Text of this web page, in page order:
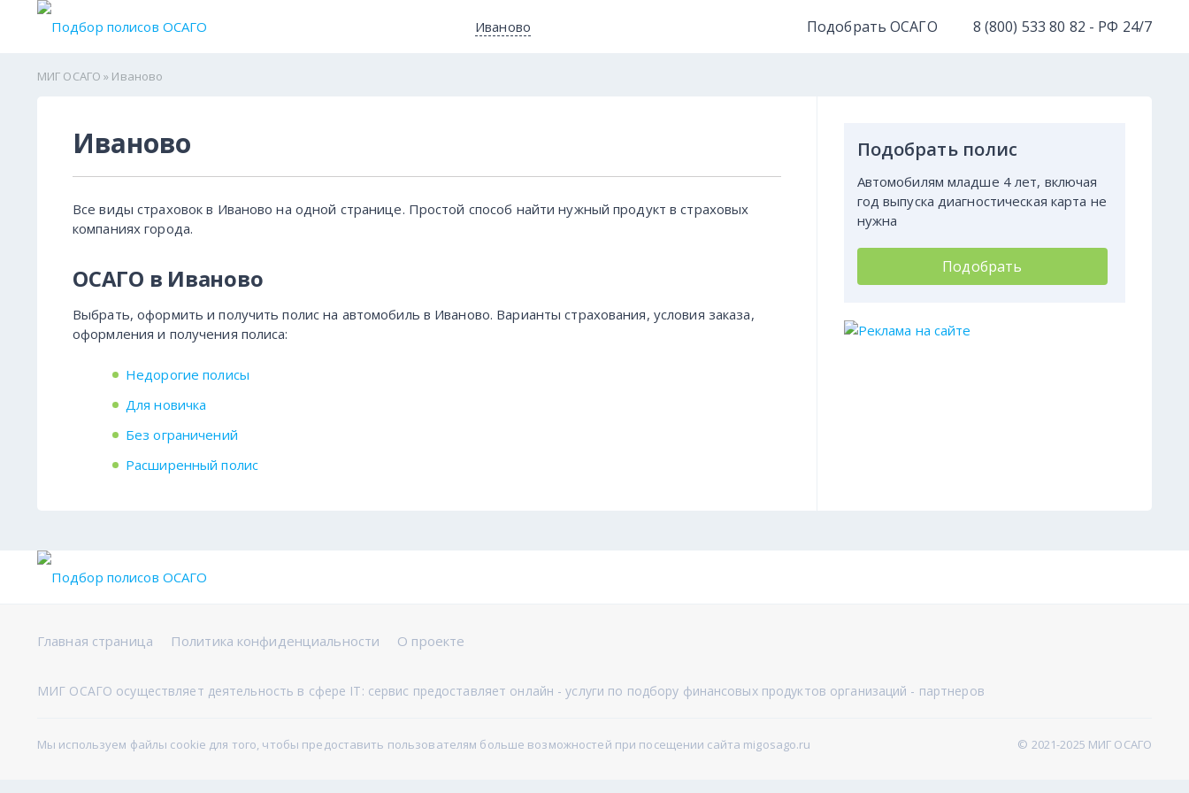
Иваново Подобрать ОСАГО 8 (800) 533 80 82 - РФ 24/7
МИГ ОСАГО » Иваново
Иваново
Все виды страховок в Иваново на одной странице. Простой способ найти нужный продукт в страховых
компаниях города.
ОСАГО в Иваново
Выбрать, оформить и получить полис на автомобиль в Иваново. Варианты страхования, условия заказа,
оформления и получения полиса:
Недорогие полисы
Для новичка
Без ограничений
Расширенный полис
Подобрать полис
Автомобилям младше 4 лет, включая
год выпуска диагностическая карта не
нужна
Подобрать
Главная страница Политика конфиденциальности О проекте
МИГ ОСАГО осуществляет деятельность в сфере IT: сервис предоставляет онлайн - услуги по подбору финансовых продуктов организаций - партнеров
Мы используем файлы cookie для того, чтобы предоставить пользователям больше возможностей при посещении сайта migosago.ru © 2021-2025 МИГ ОСАГО